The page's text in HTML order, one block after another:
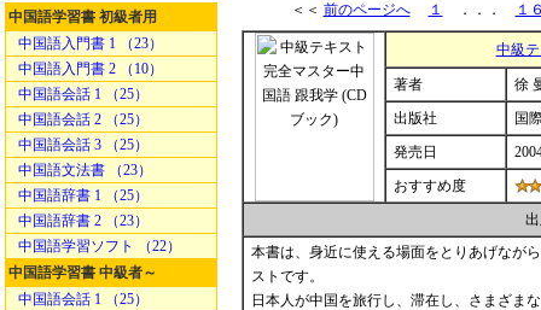
中国語学習書 初級者用
中国語入門書 1 （23）
中国語入門書 2 （10）
中国語会話 1 （25）
中国語会話 2 （25）
中国語会話 3 （25）
中国語文法書 （23）
中国語辞書 1 （25）
中国語辞書 2 （23）
中国語学習ソフト （22）
中国語学習書 中級者～
中国語会話 1 （25）
＜＜ 前のページへ １ ．．． １
中級
著者
徐
出版社
国
発売日
おすすめ度
本書は、身近に使える場面をとりあげなが
ストです。
日本人が中国を旅行し、滞在し、さまざま